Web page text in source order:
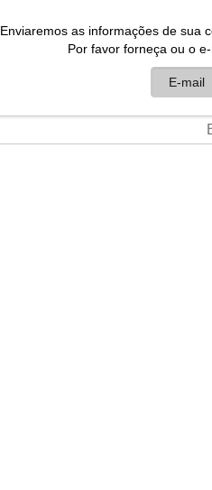
Enviaremos as informações de sua
Por favor forneça ou o
E-mail